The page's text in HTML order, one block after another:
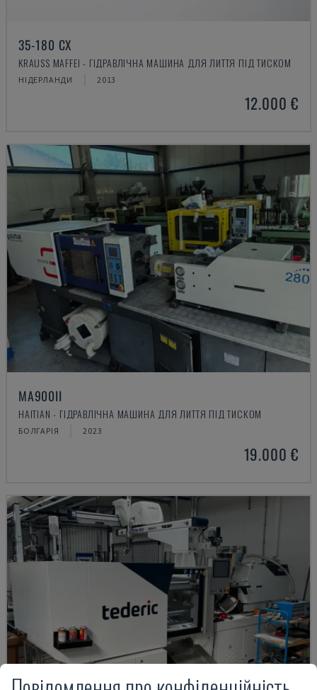
35-180 CX
KRAUSS MAFFEI - ГІДРАВЛІЧНА МАШИНА ДЛЯ ЛИТТЯ ПІД ТИСКОМ
НІДЕРЛАНДИ 2013
12.000 €
MA900ІІ
HAITIAN - ГІДРАВЛІЧНА МАШИНА ДЛЯ ЛИТТЯ ПІД ТИСКОМ
БОЛГАРІЯ 2023
19.000 €